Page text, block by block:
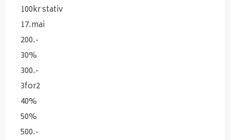
100kr stativ
17.mai
200.-
30%
300.-
3for2
40%
50%
500.-